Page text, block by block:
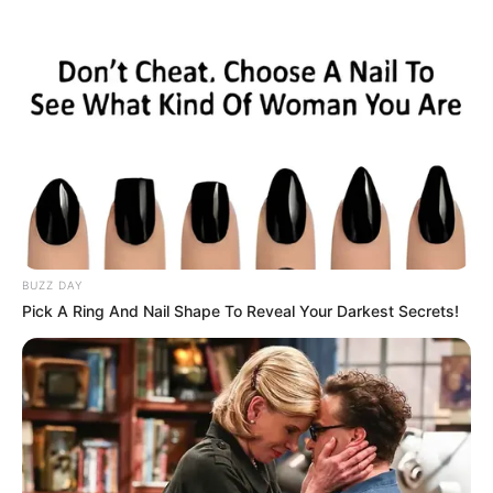
Kletterangebote für Bad Bergzabern, Gleiszellen-
Gleishornbach, Klingenmünster, Gossersweiler-
Alle Ausflugsziele Puzzle
Morgen ist Hohes Friedensfest (in Augsburg ein
Feiertag): Sonnabend, den 08.08.2026
Hier werden Kletterparks und Hochseilanlagen für Bad
Bergzabern, Gleiszellen-Gleishornbach, Klingenmünster,
Gossersweiler-Stein, Wernersberg und Waldrohrbach
vorgestellt. Diese sind oft auch für die Ausrichtung einer
Kindergeburtstagsfeier
geeignet.
BUZZ DAY
Pick A Ring And Nail Shape To Reveal Your Darkest Secrets!